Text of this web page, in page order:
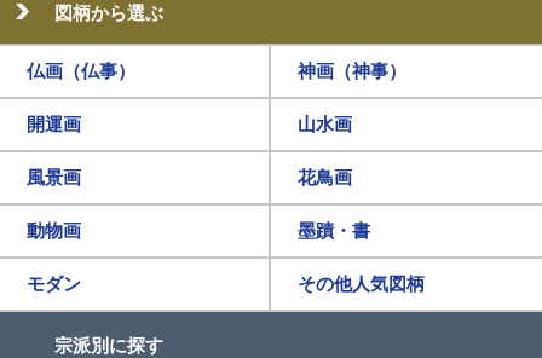
図柄から選ぶ
仏画（仏事） 神画（神事）
開運画 山水画
風景画 花鳥画
動物画 墨蹟・書
モダン その他人気図柄
宗派別に探す